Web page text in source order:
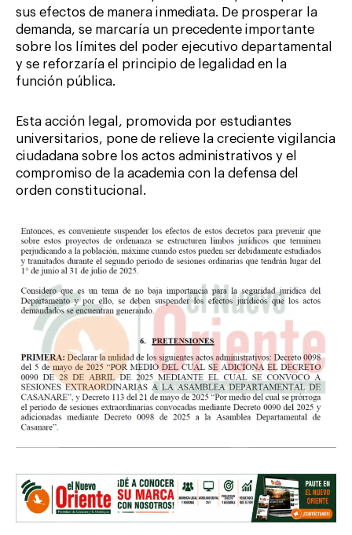
sus efectos de manera inmediata. De prosperar la
demanda, se marcaría un precedente importante
sobre los límites del poder ejecutivo departamental
y se reforzaría el principio de legalidad en la
función pública.
Esta acción legal, promovida por estudiantes
universitarios, pone de relieve la creciente vigilancia
ciudadana sobre los actos administrativos y el
compromiso de la academia con la defensa del
orden constitucional.